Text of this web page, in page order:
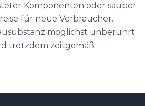
Komponenten oder sauber
für neue Verbraucher.
möglichst unberührt
trotzdem zeitgemäß.